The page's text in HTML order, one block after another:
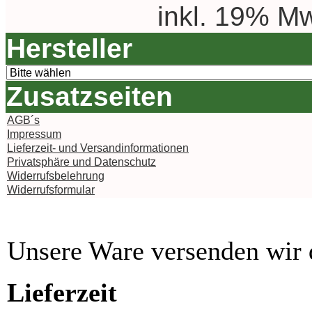
inkl. 19%
Hersteller
Zusatzseiten
AGB´s
Impressum
Lieferzeit- und Versandinformationen
Privatsphäre und Datenschutz
Widerrufsbelehrung
Widerrufsformular
Unsere Ware versenden
Lieferzeit